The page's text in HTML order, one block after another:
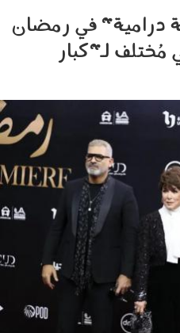
درامية" في رمضان
مُختلف لـ"كبار